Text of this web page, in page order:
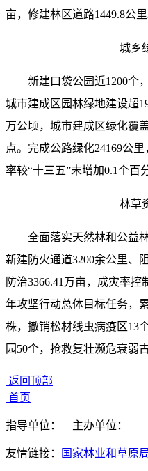
亩，修建林区道路1449.8公里
城乡
新建口袋公园近1200个
城市建成区园林绿地建设超
万公顷，城市建成区绿化覆
点。完成公路绿化24169公
率较“十三五”末增加0.1个百
林草
全面落实天然林和公益
新建防火通道3200余公里、
防治3366.41万亩，成灾率
年攻坚行动总体目标任务，
株，撤销松材线虫病疫区13
园50个，抢救复壮濒危衰弱
返回顶部
首页
指导单位： 主办单位：
友情链接： 国家林业和草原